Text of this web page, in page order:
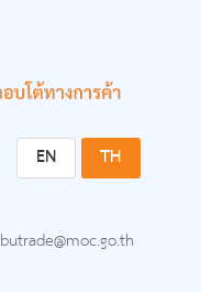
EN TH
butrade@moc.go.th